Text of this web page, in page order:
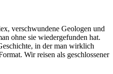
verschwundene Geologen und
ohne sie wiedergefunden hat.
in der man wirklich
Wir reisen als geschlossener